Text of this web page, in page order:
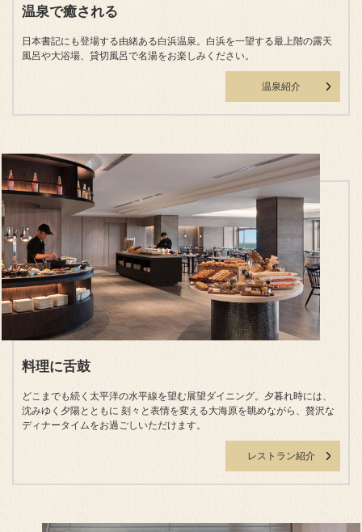
温泉で癒される
日本書記にも登場する由緒ある白浜温泉。白浜を一望する最上階の露天
風呂や大浴場、貸切風呂で名湯をお楽しみください。
温泉紹介
料理に舌鼓
どこまでも続く太平洋の水平線を望む展望ダイニング。夕暮れ時には、
沈みゆく夕陽とともに 刻々と表情を変える大海原を眺めながら、贅沢な
ディナータイムをお過ごしいただけます。
レストラン紹介